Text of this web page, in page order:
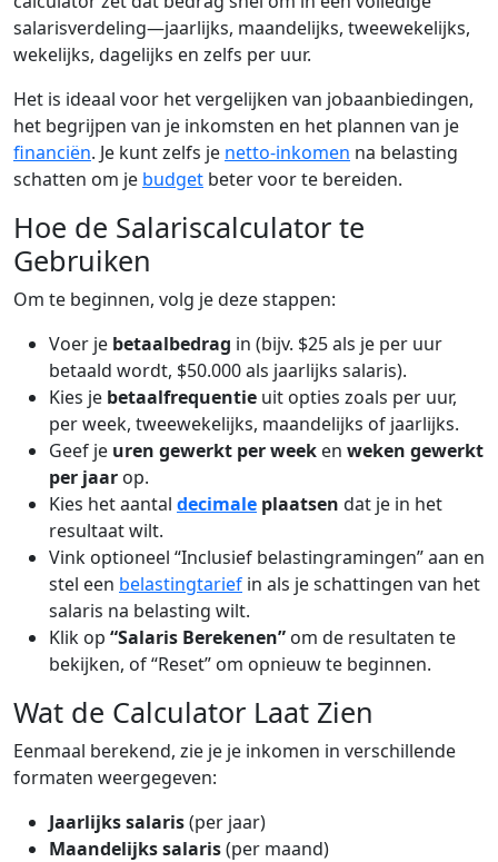
salarisverdeling—jaarlijks, maandelijks, tweewekelijks,
wekelijks, dagelijks en zelfs per uur.
Het is ideaal voor het vergelijken van jobaanbiedingen,
het begrijpen van je inkomsten en het plannen van je
financiën. Je kunt zelfs je netto-inkomen na belasting
schatten om je budget beter voor te bereiden.
Hoe de Salariscalculator te
Gebruiken
Om te beginnen, volg je deze stappen:
Voer je betaalbedrag in (bijv. $25 als je per uur
betaald wordt, $50.000 als jaarlijks salaris).
Kies je betaalfrequentie uit opties zoals per uur,
per week, tweewekelijks, maandelijks of jaarlijks.
Geef je uren gewerkt per week en weken gewerkt
per jaar op.
Kies het aantal decimale plaatsen dat je in het
resultaat wilt.
Vink optioneel “Inclusief belastingramingen” aan en
stel een belastingtarief in als je schattingen van het
salaris na belasting wilt.
Klik op “Salaris Berekenen” om de resultaten te
bekijken, of “Reset” om opnieuw te beginnen.
Wat de Calculator Laat Zien
Eenmaal berekend, zie je je inkomen in verschillende
formaten weergegeven:
Jaarlijks salaris(per jaar)
Maandelijks salaris(per maand)